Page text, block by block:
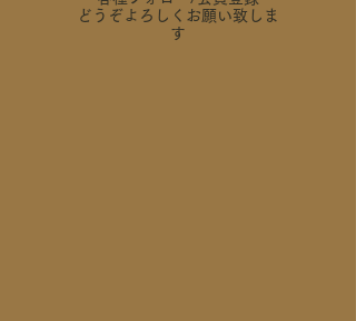
どうぞよろしくお願い致しま
す